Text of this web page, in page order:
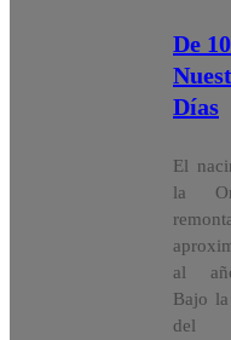
De
Días
El
la
al
Bajo
del